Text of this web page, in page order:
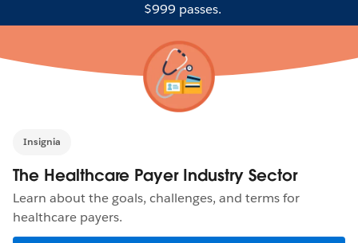
$999 passes.
Insignia
The Healthcare Payer Industry Sector
Learn about the goals, challenges, and terms for
healthcare payers.